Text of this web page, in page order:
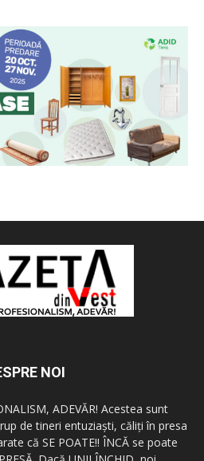
NOI
ADEVĂR! Acestea sunt
de tineri entuziaşti, căliţi în presa
că SE POATE!! ÎNCĂ se poate